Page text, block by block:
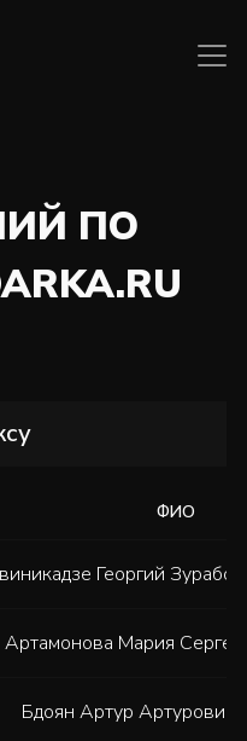
ПО
ФИО
Георгий
Артамонова Мария
Бдоян Артур Артурович